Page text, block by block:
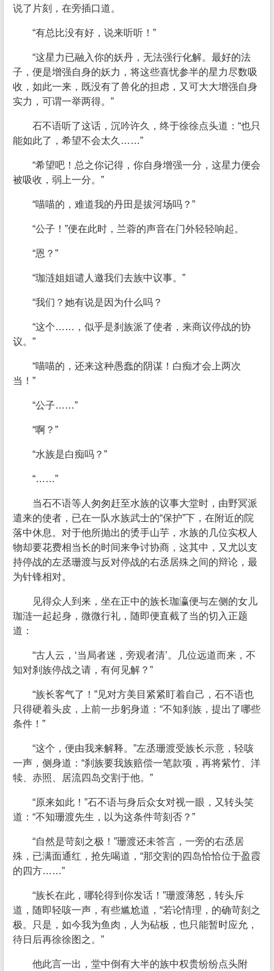
说了片刻，在旁插口道。
“有总比没有好，说来听听！”
“这星力已融入你的妖丹，无法强行化解。最好的法
子，便是增强自身的妖力，将这些喜忧参半的星力尽数吸
收，如此一来，既没有了兽化的担虑，又可大大增强自身
实力，可谓一举两得。”
石不语听了这话，沉吟许久，终于徐徐点头道：“也只
能如此了，希望不会太久……”
“希望吧！总之你记得，你自身增强一分，这星力便会
被吸收，弱上一分。”
“喵喵的，难道我的丹田是拔河场吗？”
“公子！”便在此时，兰蓉的声音在门外轻轻响起。
“恩？”
“珈涟姐姐谴人邀我们去族中议事。”
“我们？她有说是因为什么吗？
“这个……，似乎是刹族派了使者，来商议停战的协
议。”
“喵喵的，还来这种愚蠢的阴谋！白痴才会上两次
当！”
“公子……”
“啊？”
“水族是白痴吗？”
“……”
当石不语等人匆匆赶至水族的议事大堂时，由野冥派
遣来的使者，已在一队水族武士的“保护”下，在附近的院
落中休息。对于他所抛出的烫手山芋，水族的几位实权人
物却要花费相当长的时间来争讨协商，这其中，又尤以支
持停战的左丞珊渡与反对停战的右丞居殊之间的辩论，最
为针锋相对。
见得众人到来，坐在正中的族长珈瀛便与左侧的女儿
珈涟一起起身，微微行礼，随即便直截了当的切入正题
道：
“古人云，‘当局者迷，旁观者清’。几位远道而来，不
知对刹族停战之请，有何见解？”
“族长客气了！”见对方美目紧紧盯着自己，石不语也
只得硬着头皮，上前一步躬身道：“不知刹族，提出了哪些
条件！”
“这个，便由我来解释。”左丞珊渡受族长示意，轻咳
一声，侧身道：“刹族要我族赔偿一笔款项，再将紫竹、洋
犊、赤照、居流四岛交割于他。”
“原来如此！”石不语与身后众女对视一眼，又转头笑
道：“不知珊渡先生，以为这条件苛刻否？”
“自然是苛刻之极！”珊渡还未答言，一旁的右丞居
殊，已满面通红，抢先喝道，“那交割的四岛恰恰位于盈霞
的四方……”
“族长在此，哪轮得到你发话！”珊渡薄怒，转头斥
道，随即轻咳一声，有些尴尬道，“若论情理，的确苛刻之
极。只是，如今我为鱼肉，人为砧板，也只能暂时应允，
待日后再徐徐图之。”
他此言一出，堂中倒有大半的族中权贵纷纷点头附